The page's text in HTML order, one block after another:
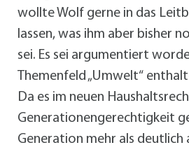
wollte Wolf gerne in das
lassen, was ihm aber bisher
sei. Es sei argumentiert
Themenfeld „Umwelt“
Da es im neuen
Generationengerechtigkeit
Generation mehr als deutlich